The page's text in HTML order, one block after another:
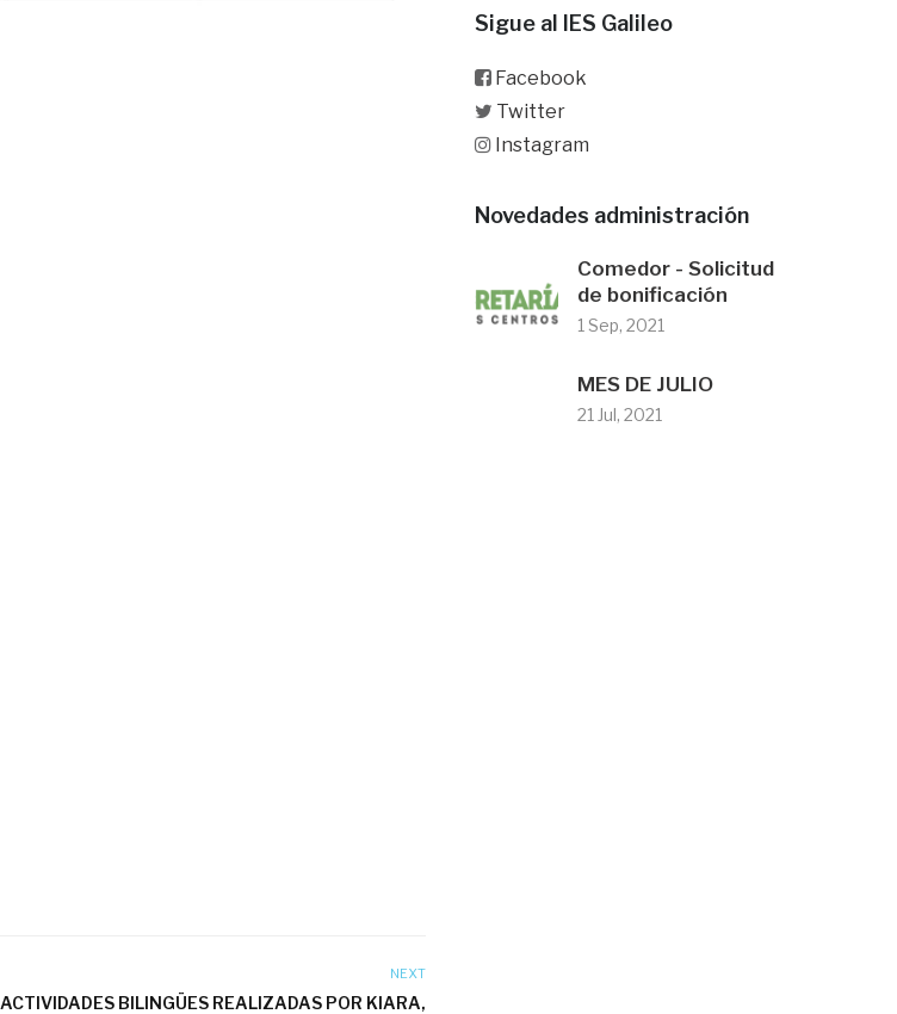
NEXT
ACTIVIDADES BILINGÜES REALIZADAS POR KIARA,
Sigue al IES Galileo
Facebook
Twitter
Instagram
Novedades administración
Comedor - Solicitud
de bonificación
1 Sep, 2021
MES DE JULIO
21 Jul, 2021